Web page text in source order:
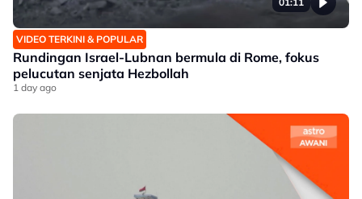
VIDEO TERKINI & POPULAR
Rundingan Israel-Lubnan bermula di Rome, fokus
pelucutan senjata Hezbollah
1 day ago